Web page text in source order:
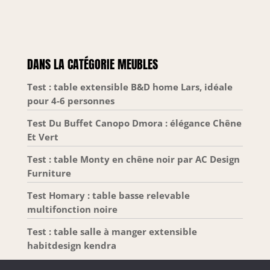
sans effort. 【Usage Polyvalent】Ce buffet
s'adapte idéalement au salon, à la salle à manger
fait un choix parfait pour compléter votre
décoration.
DANS LA CATÉGORIE MEUBLES
Test : table extensible B&D home Lars, idéale
pour 4-6 personnes
Test Du Buffet Canopo Dmora : élégance Chêne
Et Vert
Test : table Monty en chêne noir par AC Design
Furniture
Test Homary : table basse relevable
multifonction noire
Test : table salle à manger extensible
habitdesign kendra